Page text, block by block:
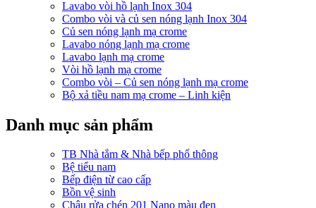
Lavabo vòi hồ lạnh Inox 304
Combo vòi và củ sen nóng lạnh Inox 304
Củ sen nóng lạnh mạ crome
Lavabo nóng lạnh mạ crome
Lavabo lạnh mạ crome
Vòi hồ lạnh mạ crome
Combo vòi – Củ sen nóng lạnh mạ crome
Bộ xả tiều nam mạ crome – Linh kiện
Danh mục sản phẩm
TB Nhà tắm & Nhà bếp phổ thông
Bệ tiểu nam
Bếp điện từ cao cấp
Bồn vệ sinh
Chậu rửa chén 201 Nano màu đen